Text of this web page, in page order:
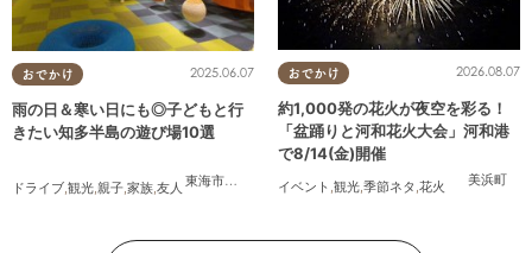
おでかけ
東海市
,大府市 知多市 東浦町,半田市,常滑市,美浜町
2025.06.07
雨の日＆寒い日にも◎子どもと行
きたい知多半島の遊び場10選
ドライブ 観光 親子 家族 友人
おでかけ
美浜町
2026.08.07
約1,000発の花火が夜空を彩る！
「盆踊りと河和花火大会」河和港
で8/14(金)開催
イベント ,観光,季節ネタ ,花火